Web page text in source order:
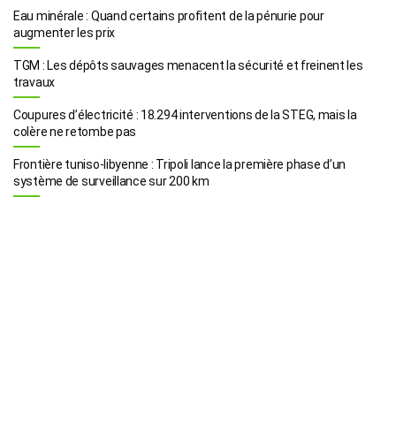
Eau minérale : Quand certains profitent de la pénurie pour
augmenter les prix
TGM : Les dépôts sauvages menacent la sécurité et freinent les
travaux
Coupures d’électricité : 18.294 interventions de la STEG, mais la
colère ne retombe pas
Frontière tuniso-libyenne : Tripoli lance la première phase d’un
système de surveillance sur 200 km